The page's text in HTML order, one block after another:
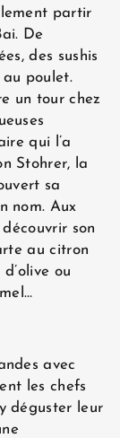
partir
De
des sushis
poulet.
un tour chez
qui l’a
Stohrer, la
sa
nom. Aux
son
au citron
ou
avec
les chefs
déguster leur